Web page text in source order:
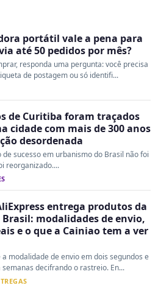
portátil vale a pena para
até 50 pedidos por mês?
responda uma pergunta: você precisa
de postagem ou só identifi...
de Curitiba foram traçados
cidade com mais de 300 anos
desordenada
de sucesso em urbanismo do Brasil não foi
reorganizado....
entrega produtos da
modalidades de envio,
e o que a Cainiao tem a ver
a modalidade de envio em dois segundos e
semanas decifrando o rastreio. En...